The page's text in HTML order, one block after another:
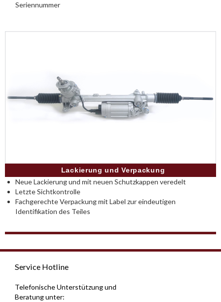
Seriennummer
Lackierung und Verpackung
Neue Lackierung und mit neuen Schutzkappen veredelt
Letzte Sichtkontrolle
Fachgerechte Verpackung mit Label zur eindeutigen
Identifikation des Teiles
Service Hotline
Telefonische Unterstützung und
Beratung unter: